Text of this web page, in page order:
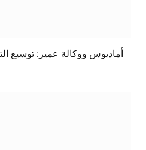
أماديوس ووكالة عمير: توسيع